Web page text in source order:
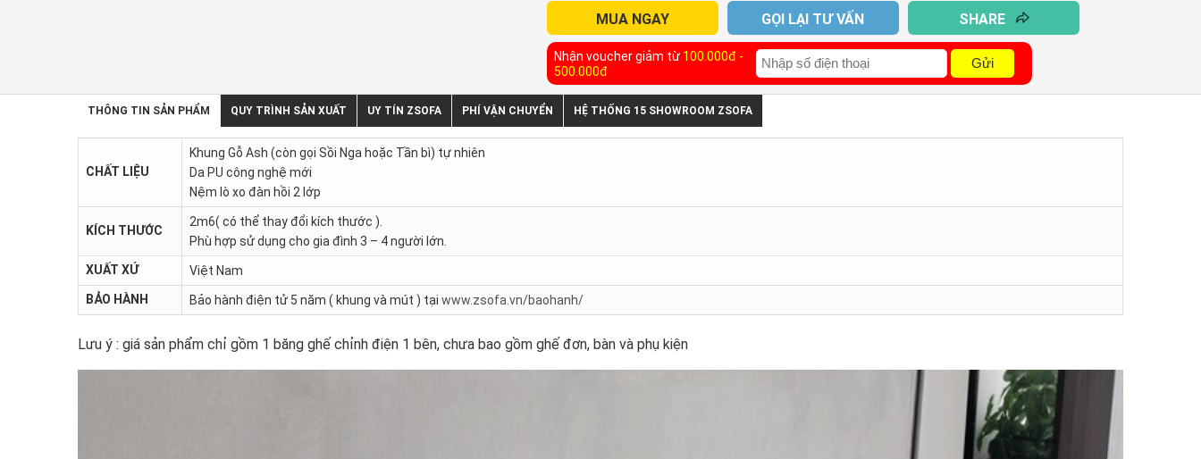
MUA NGAY GỌI LẠI TƯ VẤN SHARE
Nhận voucher giảm từ 100.000đ -
500.000đ
Gửi
THÔNG TIN SẢN PHẨM QUY TRÌNH SẢN XUẤT UY TÍN ZSOFA PHÍ VẬN CHUYỂN HỆ THỐNG 15 SHOWROOM ZSOFA
CHẤT LIỆU
Khung Gỗ Ash (còn gọi Sồi Nga hoặc Tần bì) tự nhiên
Da PU công nghệ mới
Nệm lò xo đàn hồi 2 lớp
KÍCH THƯỚC
2m6( có thể thay đổi kích thước ).
Phù hợp sử dụng cho gia đình 3 – 4 người lớn.
XUẤT XỨ
Việt Nam
BẢO HÀNH
Bảo hành điện tử 5 năm ( khung và mút ) tại www.zsofa.vn/baohanh/
Lưu ý : giá sản phẩm chỉ gồm 1 băng ghế chỉnh điện 1 bên, chưa bao gồm ghế đơn, bàn và phụ kiện